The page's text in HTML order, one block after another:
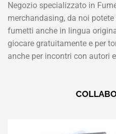
Negozio specializzato in
merchandasing, da noi
fumetti anche in lingua
giocare gratuitamente e per
anche per incontri con autori